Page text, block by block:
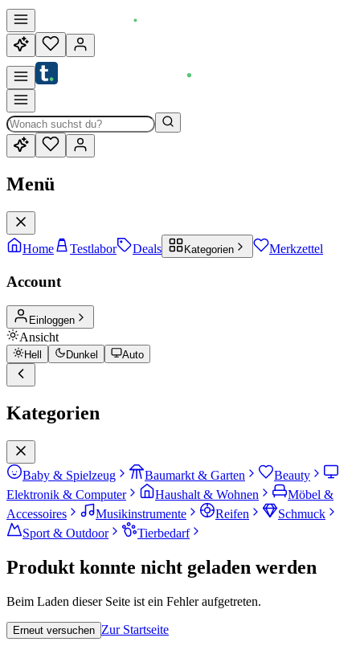
Menü
Home Testlabor Deals Kategorien Merkzettel
Account
Einloggen
Ansicht
Hell Dunkel Auto
Kategorien
Baby & Spielzeug Baumarkt & Garten
Beauty
Elektronik & Computer
Haushalt & Wohnen
Möbel &
Accessoires
Musikinstrumente Reifen
Schmuck
Sport & Outdoor
Tierbedarf
Produkt konnte nicht geladen werden
Beim Laden dieser Seite ist ein Fehler aufgetreten.
Erneut versuchen Zur Startseite